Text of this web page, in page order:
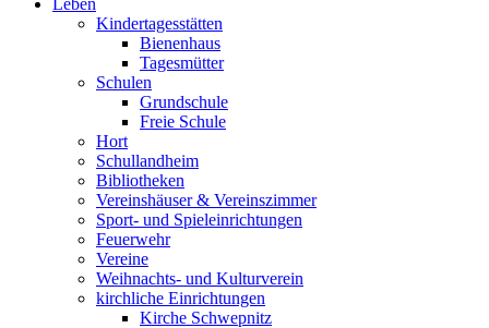
Leben
Kindertagesstätten
Bienenhaus
Tagesmütter
Schulen
Grundschule
Freie Schule
Hort
Schullandheim
Bibliotheken
Vereinshäuser & Vereinszimmer
Sport- und Spieleinrichtungen
Feuerwehr
Vereine
Weihnachts- und Kulturverein
kirchliche Einrichtungen
Kirche Schwepnitz